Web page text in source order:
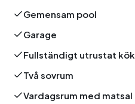
Gemensam pool
Garage
Fullständigt utrustat kök
Två sovrum
Vardagsrum med matsal